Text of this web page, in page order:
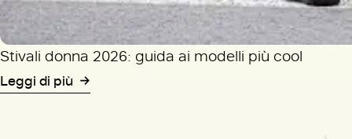
Stivali donna 2026: guida ai modelli più cool
Leggi di più